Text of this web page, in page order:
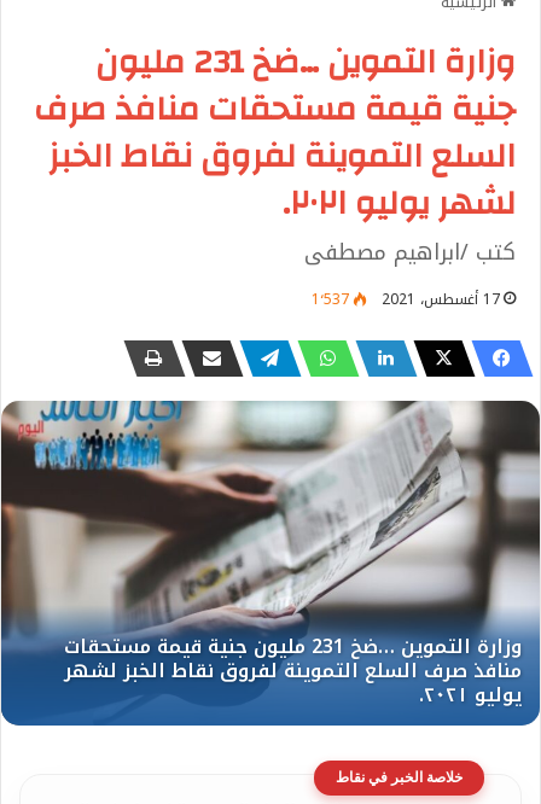
وزارة التموين …ضخ 231 مليون
جنية قيمة مستحقات منافذ صرف
السلع التموينة لفروق نقاط الخبز
لشهر يوليو ٢٠٢١.
كتب /ابراهيم مصطفى
17 أغسطس، 2021 1٬537
خلاصة الخبر في نقاط